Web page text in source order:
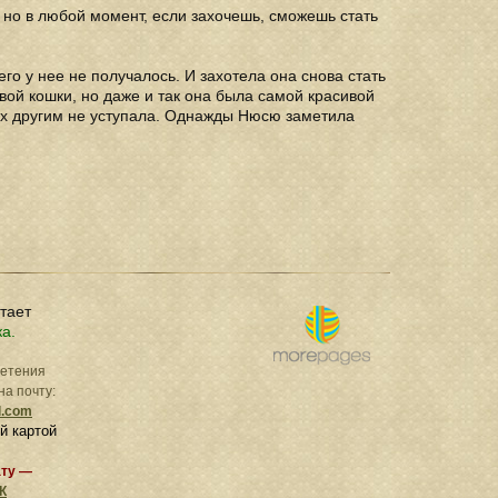
в любой момент, если захочешь, сможешь стать
у нее не получалось. И захотела она снова стать
кошки, но даже и так она была самой красивой
другим не уступала. Однажды Нюсю заметила
почту:
картой
—